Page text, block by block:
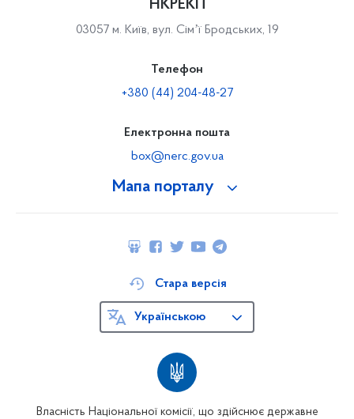
Мапа порталу
НКРЕКП
03057 м. Київ, вул. Сімʼї Бродських, 19
Телефон
+380 (44) 204-48-27
Електронна пошта
box@nerc.gov.ua
Власність Національної комісії, що здійснює державне
Стара версія
Українською